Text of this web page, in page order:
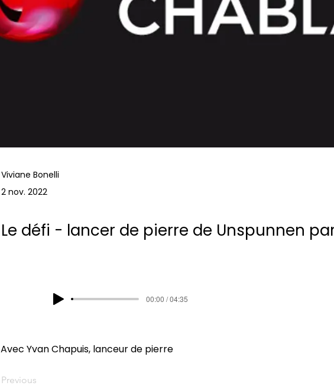
Viviane Bonelli
2 nov. 2022
Le défi - lancer de pierre de Unspunnen
00:00 / 04:35
Avec Yvan Chapuis, lanceur de pierre
Previous